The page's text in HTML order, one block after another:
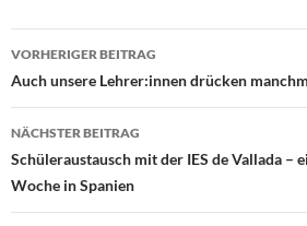
Beitragsnavigation
VORHERIGER BEITRAG
Auch unsere Lehrer:innen drücken
NÄCHSTER BEITRAG
Schüleraustausch mit der IES de Vallada –
Woche in Spanien